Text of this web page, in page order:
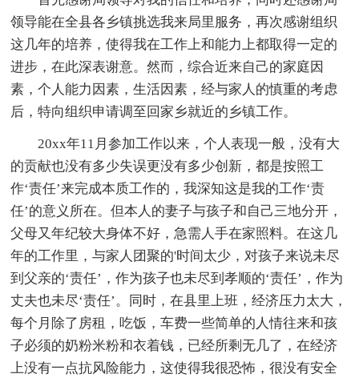
领导能在全县各乡镇挑选我来局里服务，再次感谢组织
这几年的培养，使得我在工作上和能力上都取得一定的
进步，在此深表谢意。然而，综合近来自己的家庭因
素，个人能力因素，生活因素，经与家人的慎重的考虑
后，特向组织申请调至回家乡就近的乡镇工作。
20xx年11月参加工作以来，个人表现一般，没有大
的贡献也没有多少失误更没有多少创新，都是按照工
作‘责任’来完成本质工作的，我深知这是我的工作‘责
任’的意义所在。但本人的妻子与孩子和自己三地分开，
父母又年纪较大身体不好，急需人手在家照料。在这几
年的工作里，与家人团聚的'时间太少，对孩子来说未尽
到父亲的‘责任’，作为孩子也未尽到孝顺的‘责任’，作为
丈夫也未尽‘责任’。同时，在县里上班，经济压力太大，
每个月除了房租，吃饭，车费一些简单的人情往来和孩
子必须的奶粉米粉和衣着钱，已经所剩无几了，在经济
上没有一点抗风险能力，这使得我很恐怖，很没有安全